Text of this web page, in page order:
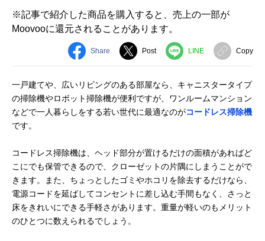
※記事で紹介した商品を購入すると、売上の一部が
Moovooに還元されることがあります。
Share Post LINE Copy
一戸建てや、広いリビングのある部屋なら、キャニスタータイプ
の掃除機やロボット掃除機が便利ですが、ワンルームマンション
などで一人暮らしをする若い世代に最適なのがコードレス掃除機
です。
コードレス掃除機は、ヘッド部分が置けるだけの面積があればど
こにでも保管できるので、クローゼットの片隅にしまうことがで
きます。また、ちょっとしたゴミやホコリを除去するだけなら、
電源コードを延ばしてコンセントに差し込む手間もなく、さっと
床をきれいにできる手軽さがあります。重量が軽いのもメリット
のひとつに数えられるでしょう。